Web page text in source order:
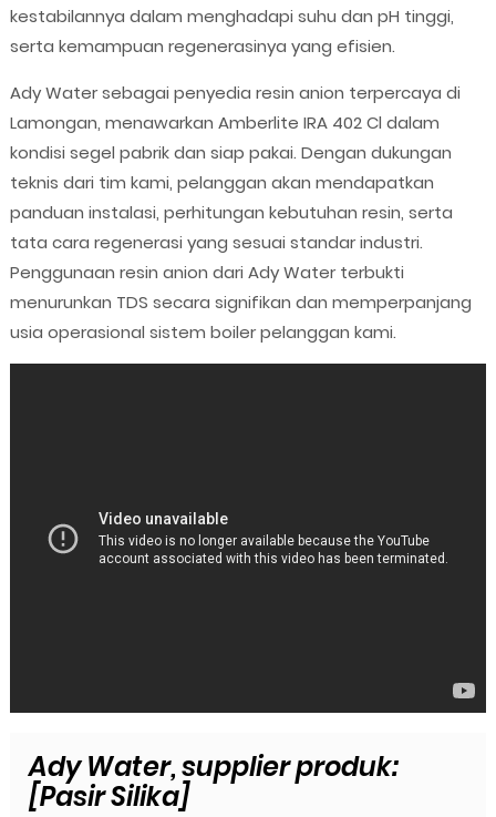
kestabilannya dalam menghadapi suhu dan pH tinggi,
serta kemampuan regenerasinya yang efisien.
Ady Water sebagai penyedia resin anion terpercaya di
Lamongan, menawarkan Amberlite IRA 402 Cl dalam
kondisi segel pabrik dan siap pakai. Dengan dukungan
teknis dari tim kami, pelanggan akan mendapatkan
panduan instalasi, perhitungan kebutuhan resin, serta
tata cara regenerasi yang sesuai standar industri.
Penggunaan resin anion dari Ady Water terbukti
menurunkan TDS secara signifikan dan memperpanjang
usia operasional sistem boiler pelanggan kami.
Ady Water, supplier produk:
[Pasir Silika]